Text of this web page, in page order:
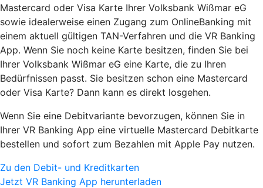
Mastercard oder Visa Karte Ihrer Volksbank Wißmar eG
sowie idealerweise einen Zugang zum OnlineBanking mit
einem aktuell gültigen TAN-Verfahren und die VR Banking
App. Wenn Sie noch keine Karte besitzen, finden Sie bei
Ihrer Volksbank Wißmar eG eine Karte, die zu Ihren
Bedürfnissen passt. Sie besitzen schon eine Mastercard
oder Visa Karte? Dann kann es direkt losgehen.
Wenn Sie eine Debitvariante bevorzugen, können Sie in
Ihrer VR Banking App eine virtuelle Mastercard Debitkarte
bestellen und sofort zum Bezahlen mit Apple Pay nutzen.
Zu den Debit- und Kreditkarten
Jetzt VR Banking App herunterladen